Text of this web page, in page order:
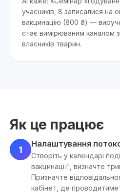
учасників, 8 записалися на
вакцинацію (800 ₴) —
стає вимірюваним каналом
власників тварин.
Як це працює
1
Налаштування
Створіть у календарі
вакцинації", визначте
Призначте
кабінет, де